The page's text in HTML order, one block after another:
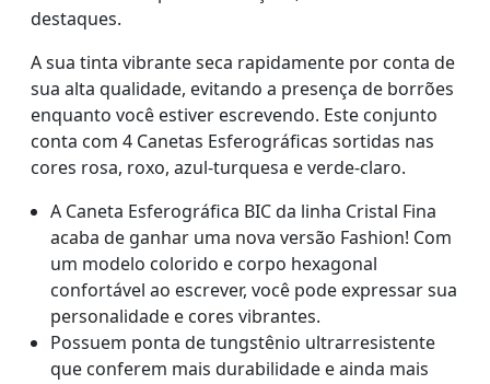
destaques.
A sua tinta vibrante seca rapidamente por conta de
sua alta qualidade, evitando a presença de borrões
enquanto você estiver escrevendo. Este conjunto
conta com 4 Canetas Esferográficas sortidas nas
cores rosa, roxo, azul-turquesa e verde-claro.
A Caneta Esferográfica BIC da linha Cristal Fina
acaba de ganhar uma nova versão Fashion! Com
um modelo colorido e corpo hexagonal
confortável ao escrever, você pode expressar sua
personalidade e cores vibrantes.
Possuem ponta de tungstênio ultrarresistente
que conferem mais durabilidade e ainda mais